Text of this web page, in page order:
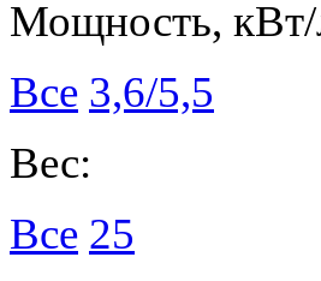
Мощность, кВт/
Все 3,6/5,5
Вес:
Все 25